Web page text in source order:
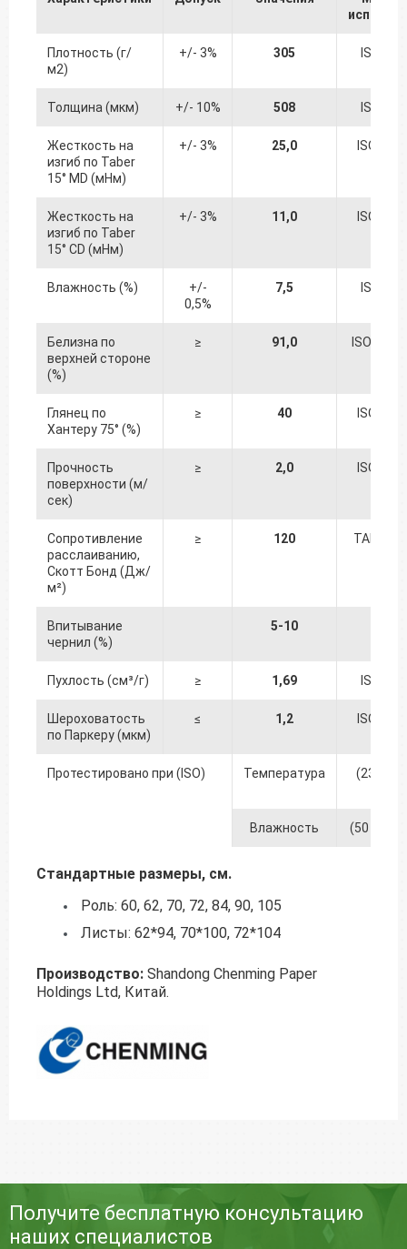
Плотность (г/
м2)
+/- 3% 305 ISO 536
Толщина (мкм) +/- 10% 508 ISO 534
Жесткость на
изгиб по Taber
15° MD (мНм)
+/- 3% 25,0 ISO
Жесткость на
изгиб по Taber
15° CD (мНм)
+/- 3% 11,0 ISO
Влажность (%)
+/-
0,5%
7,5 ISO 287
Белизна по
верхней стороне
(%)
≥ 91,0 ISO
Глянец по
Хантеру 75° (%)
≥ 40 ISO
Прочность
поверхности (м/
сек)
≥ 2,0 ISO
Сопротивление
расслаиванию,
Скотт Бонд (Дж/
м²)
≥ 120 TAPPI
Впитывание
чернил (%)
5-10
Пухлость (см³/г) ≥ 1,69 ISO 534
Шероховатость
по Паркеру (мкм)
≤ 1,2 ISO
Протестировано при (ISO) Температура
(23 +/-
Влажность (50 +/- 2)
Стандартные размеры, см.
Роль: 60, 62, 70, 72, 84, 90, 105
Листы: 62*94, 70*100, 72*104
Производство: Shandong Chenming Paper
Holdings Ltd, Китай.
Получите бесплатную консультацию
наших специалистов